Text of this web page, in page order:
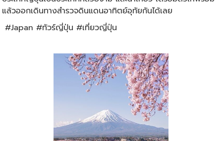
แล้วออกเดินทางสำรวจดินแดนอาทิตย์อุทัยกันได้เลย
#Japan #ทัวร์ญี่ปุ่น #เที่ยวญี่ปุ่น